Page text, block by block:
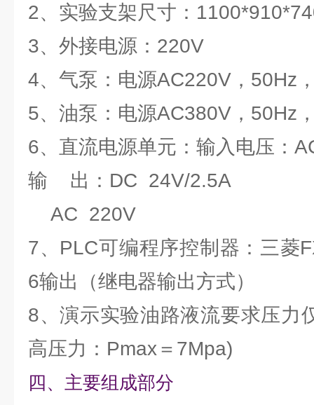
2、实验支架尺寸：
3、外接电源：220V
4、气泵：电源AC220V，50Hz
5、油泵：电源AC380V，50Hz
6、直流电源单元：输入电压：
输 出：DC 24V/2.5A
AC 220V
7、PLC可编程序控制器：三菱
6输出（继电器输出方式）
8、演示实验油路液流要求压力
高压力：Pmax＝7Mpa)
四、主要组成部分